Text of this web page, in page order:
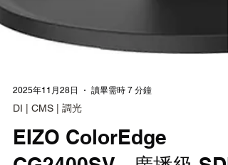
2025年11月28日
DI | CMS | 調光